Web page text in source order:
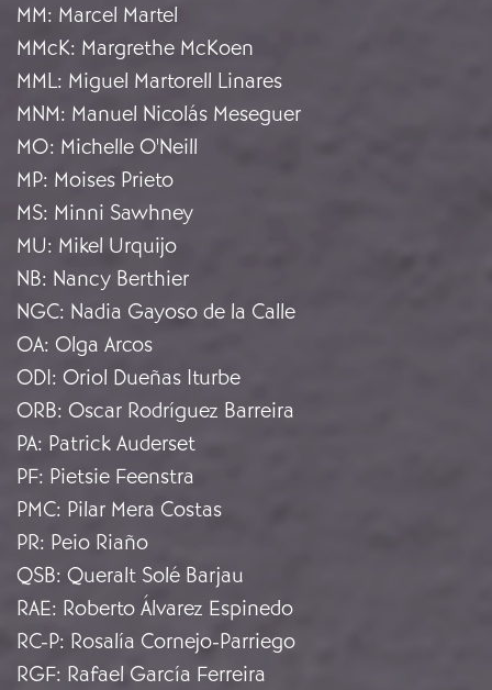
MM: Marcel Martel
MMcK: Margrethe McKoen
MML: Miguel Martorell Linares
MNM: Manuel Nicolás Meseguer
MO: Michelle O'Neill
MP: Moises Prieto
MS: Minni Sawhney
MU: Mikel Urquijo
NB: Nancy Berthier
NGC: Nadia Gayoso de la Calle
OA: Olga Arcos
ODI: Oriol Dueñas Iturbe
ORB: Oscar Rodríguez Barreira
PA: Patrick Auderset
PF: Pietsie Feenstra
PMC: Pilar Mera Costas
PR: Peio Riaño
QSB: Queralt Solé Barjau
RAE: Roberto Álvarez Espinedo
RC-P: Rosalía Cornejo-Parriego
RGF: Rafael García Ferreira